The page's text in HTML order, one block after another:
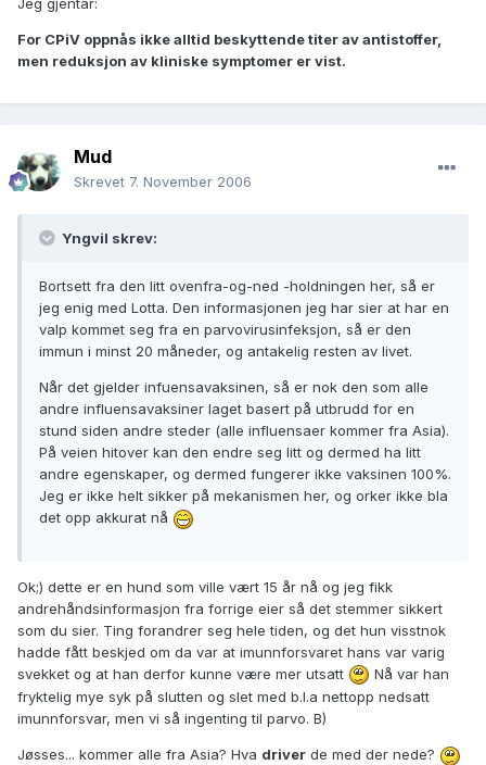
For CPiV oppnås ikke alltid beskyttende titer av antistoffer,
men reduksjon av kliniske symptomer er vist.
Mud
Skrevet 7. November 2006
Yngvil skrev:
Bortsett fra den litt ovenfra-og-ned -holdningen her, så er
jeg enig med Lotta. Den informasjonen jeg har sier at har en
valp kommet seg fra en parvovirusinfeksjon, så er den
immun i minst 20 måneder, og antakelig resten av livet.
Når det gjelder infuensavaksinen, så er nok den som alle
andre influensavaksiner laget basert på utbrudd for en
stund siden andre steder (alle influensaer kommer fra Asia).
På veien hitover kan den endre seg litt og dermed ha litt
andre egenskaper, og dermed fungerer ikke vaksinen 100%.
Jeg er ikke helt sikker på mekanismen her, og orker ikke bla
det opp akkurat nå
Ok;) dette er en hund som ville vært 15 år nå og jeg fikk
andrehåndsinformasjon fra forrige eier så det stemmer sikkert
som du sier. Ting forandrer seg hele tiden, og det hun visstnok
hadde fått beskjed om da var at imunnforsvaret hans var varig
svekket og at han derfor kunne være mer utsatt
Nå var han
fryktelig mye syk på slutten og slet med b.l.a nettopp nedsatt
imunnforsvar, men vi så ingenting til parvo. B)
Jøsses... kommer alle fra Asia? Hva driver de med der nede?